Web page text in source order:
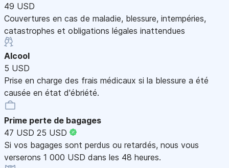
49 USD
Couvertures en cas de maladie, blessure, intempéries,
catastrophes et obligations légales inattendues
Alcool
5 USD
Prise en charge des frais médicaux si la blessure a été
causée en état d'ébriété.
Prime perte de bagages
47 USD 25 USD
Si vos bagages sont perdus ou retardés, nous vous
verserons 1 000 USD dans les 48 heures.